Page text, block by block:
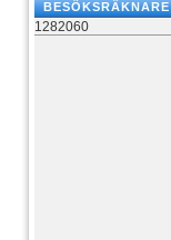
BESÖKSRÄKNARE
1282060